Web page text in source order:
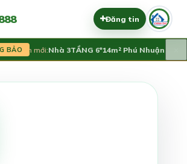
Đăng tin
BẢOTin mới:Nhà 3TẦNG 6*14m² Phú Nhuận,